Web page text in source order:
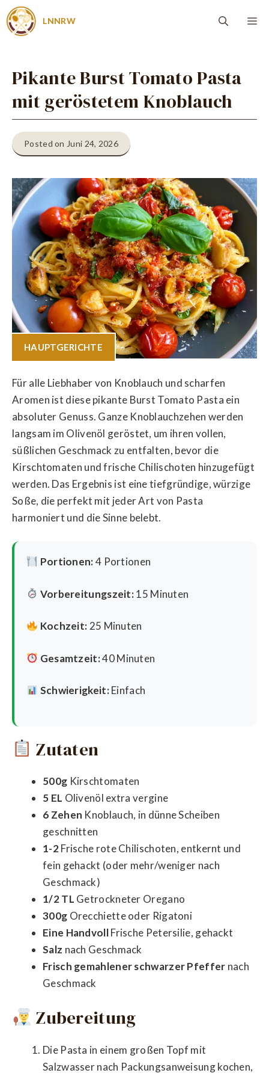
Zum
Inhalt
LNNRW
Pikante Burst Tomato Pasta
mit geröstetem Knoblauch
Posted on Juni 24, 2026
HAUPTGERICHTE
Für alle Liebhaber von Knoblauch und scharfen
Aromen ist diese pikante Burst Tomato Pasta ein
absoluter Genuss. Ganze Knoblauchzehen werden
langsam im Olivenöl geröstet, um ihren vollen,
süßlichen Geschmack zu entfalten, bevor die
Kirschtomaten und frische Chilischoten hinzugefügt
werden. Das Ergebnis ist eine tiefgründige, würzige
Soße, die perfekt mit jeder Art von Pasta
harmoniert und die Sinne belebt.
Portionen:4 Portionen
Vorbereitungszeit:15 Minuten
Kochzeit: 25 Minuten
Gesamtzeit:40 Minuten
Schwierigkeit:Einfach
Zutaten
500g Kirschtomaten
5 EL Olivenöl extra vergine
6 Zehen Knoblauch, in dünne Scheiben
geschnitten
1-2Frische rote Chilischoten, entkernt und
fein gehackt (oder mehr/weniger nach
Geschmack)
1/2 TL Getrockneter Oregano
300g Orecchiette oder Rigatoni
Eine HandvollFrische Petersilie, gehackt
Salz nach Geschmack
Frisch gemahlener schwarzer Pfeffer nach
Geschmack
Zubereitung
Die Pasta in einem großen Topf mit
Salzwasser nach Packungsanweisung kochen,